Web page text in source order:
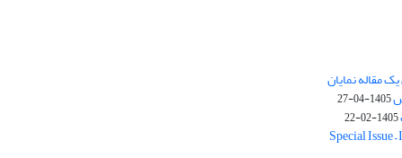
مقاله نمایان
1405-04-27
1405-02-22
Special Issue